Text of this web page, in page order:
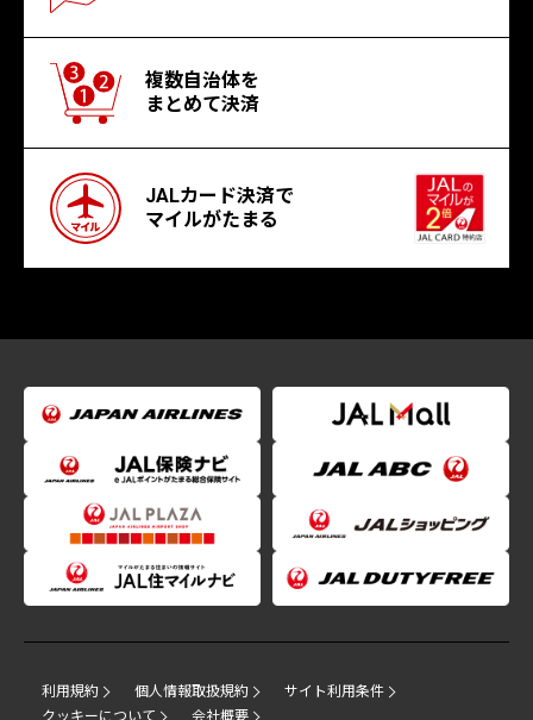
複数自治体を
まとめて決済
JALカード決済で
マイルがたまる
利用規約 個人情報取扱規約
サイト利用条件
クッキーについて
会社概要